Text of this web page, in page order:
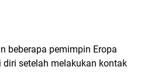
beberapa pemimpin Eropa
setelah melakukan kontak